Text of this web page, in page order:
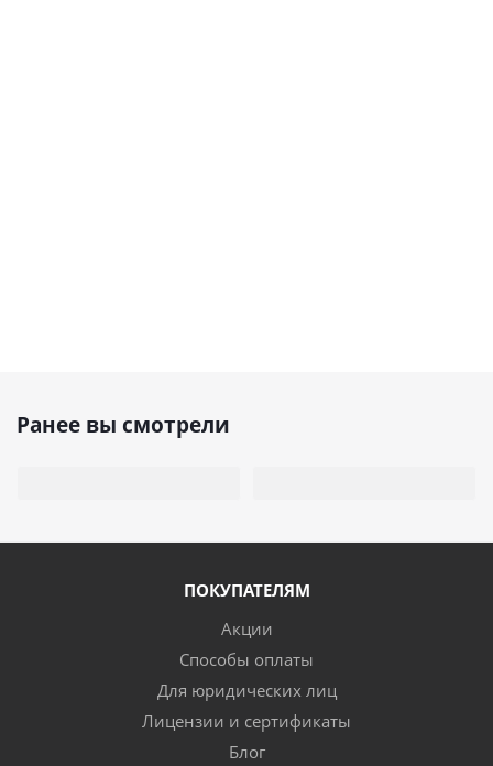
Ранее вы смотрели
ПОКУПАТЕЛЯМ
Акции
Способы оплаты
Для юридических лиц
Лицензии и сертификаты
Блог